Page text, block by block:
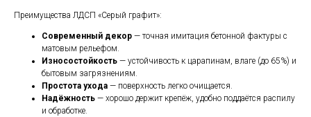
Преимущества ЛДСП «Серый графит»:
Современный декор — точная имитация бетонной фактуры с
матовым рельефом.
Износостойкость — устойчивость к царапинам, влаге (до 65%) и
бытовым загрязнениям.
Простота ухода — поверхность легко очищается.
Надёжность — хорошо держит крепёж, удобно поддаётся распилу
и обработке.